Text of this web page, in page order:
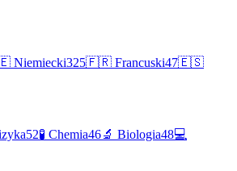
Niemiecki325🇫🇷 Francuski47🇪🇸
52🧪 Chemia46🔬 Biologia48💻